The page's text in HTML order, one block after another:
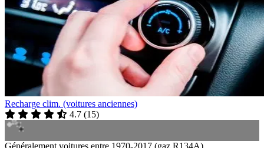
Recharge clim. (voitures anciennes)
4.7 (15)
Généralement voitures entre 1970-2017 (gaz R134A)